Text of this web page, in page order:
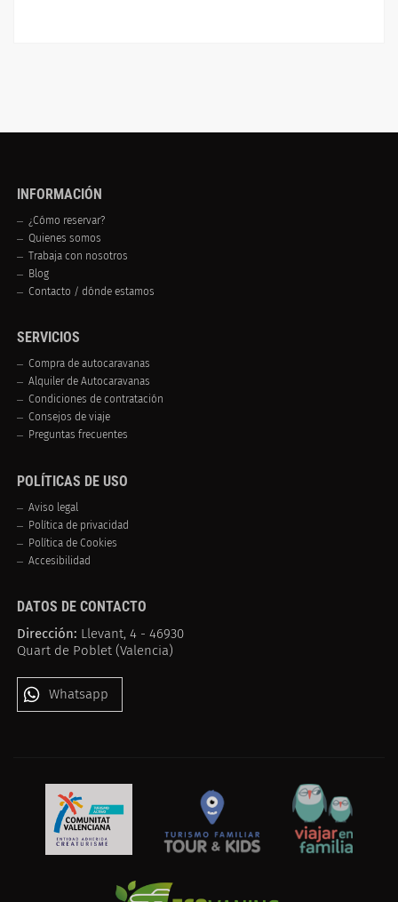
INFORMACIÓN
¿Cómo reservar?
Quienes somos
Trabaja con nosotros
Blog
Contacto / dónde estamos
SERVICIOS
Compra de autocaravanas
Alquiler de Autocaravanas
Condiciones de contratación
Consejos de viaje
Preguntas frecuentes
POLÍTICAS DE USO
Aviso legal
Política de privacidad
Política de Cookies
Accesibilidad
DATOS DE CONTACTO
Dirección: Llevant, 4 - 46930
Quart de Poblet (Valencia)
Whatsapp